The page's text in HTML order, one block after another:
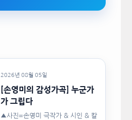
2026년 08월 05일
[손영미의 감성가곡] 누군가
가 그립다
▲사진=손영미 극작가 & 시인 & 칼